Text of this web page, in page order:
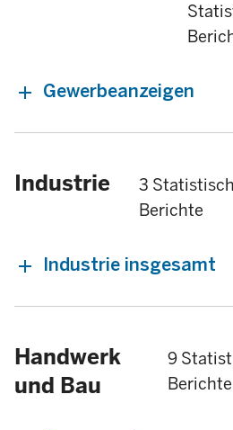
Gewerbeanzeigen
Industrie
3
Berichte
Industrie insgesamt
Handwerk
und Bau
9
Berichte